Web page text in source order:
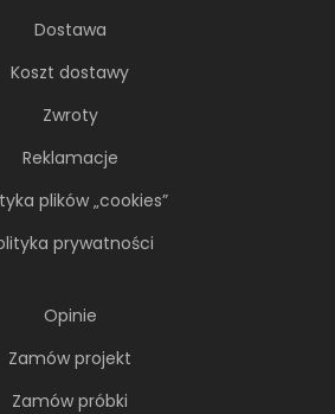
Dostawa
Koszt dostawy
Zwroty
Reklamacje
plików „cookies”
prywatności
Opinie
Zamów projekt
Zamów próbki